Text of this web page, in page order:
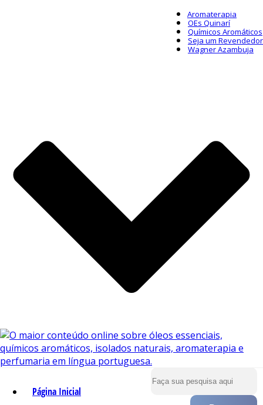
Aromaterapia
OEs Quinarí
Químicos Aromáticos
Seja um Revendedor
Wagner Azambuja
Página Inicial